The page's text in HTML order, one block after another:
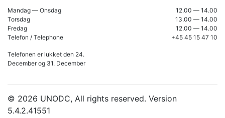
Mandag — Onsdag
Torsdag
Fredag
12.00 — 14.00
13.00 — 14.00
12.00 — 14.00
Telefon / Telephone
Telefonen er lukket den 24.
December og 31. December
+45 45 15 47 10
© 2026 UNODC, All rights reserved. Version
5.4.2.41551